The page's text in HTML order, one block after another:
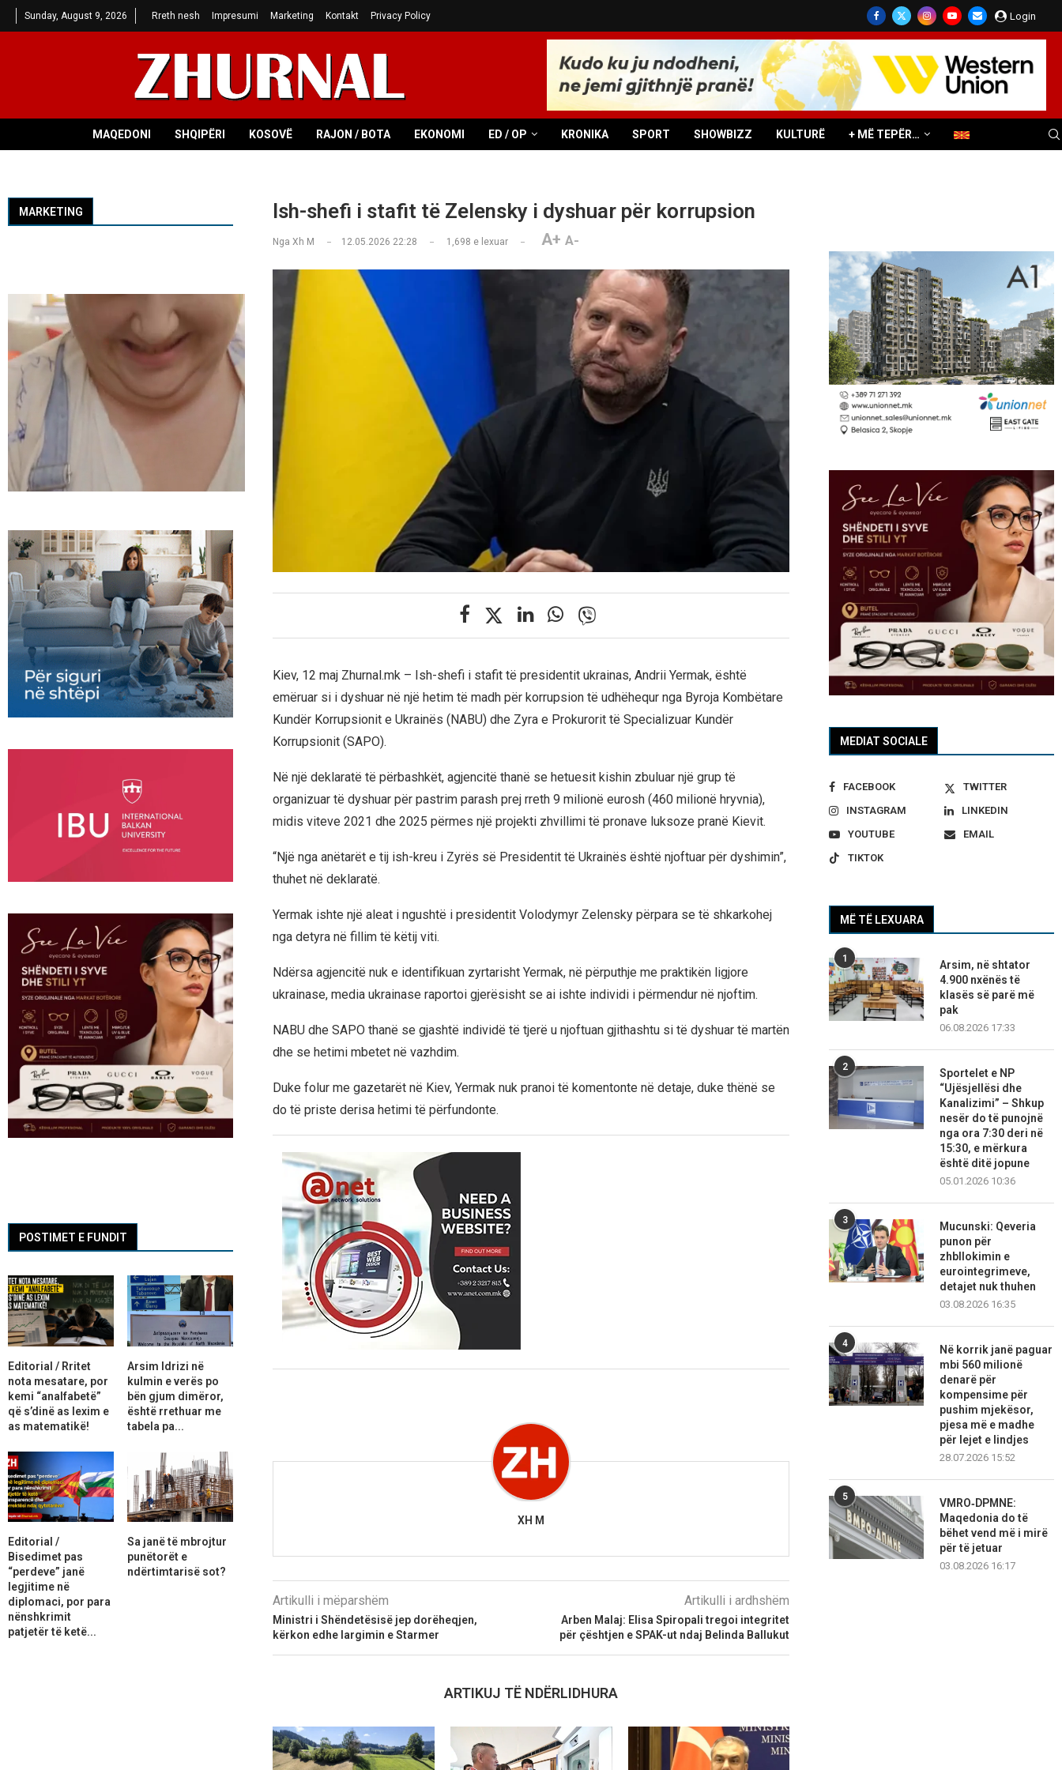
Sunday, August 9, 2026 Rreth nesh Impresumi Marketing Kontakt Privacy Policy Login
MAQEDONI SHQIPËRI KOSOVË RAJON / BOTA EKONOMI ED / OP KRONIKA SPORT SHOWBIZZ KULTURË + MË TEPËR…
Ish-shefi i stafit të Zelensky i dyshuar për korrupsion
Nga Xh M 12.05.2026 22:28 1,698 e lexuar A+ A-
Kiev, 12 maj Zhurnal.mk – Ish-shefi i stafit të presidentit ukrainas, Andrii Yermak, është
emëruar si i dyshuar në një hetim të madh për korrupsion të udhëhequr nga Byroja Kombëtare
Kundër Korrupsionit e Ukrainës (NABU) dhe Zyra e Prokurorit të Specializuar Kundër
Korrupsionit (SAPO).
Në një deklaratë të përbashkët, agjencitë thanë se hetuesit kishin zbuluar një grup të
organizuar të dyshuar për pastrim parash prej rreth 9 milionë eurosh (460 milionë hryvnia),
midis viteve 2021 dhe 2025 përmes një projekti zhvillimi të pronave luksoze pranë Kievit.
“Një nga anëtarët e tij ish-kreu i Zyrës së Presidentit të Ukrainës është njoftuar për dyshimin”,
thuhet në deklaratë.
Yermak ishte një aleat i ngushtë i presidentit Volodymyr Zelensky përpara se të shkarkohej
nga detyra në fillim të këtij viti.
Ndërsa agjencitë nuk e identifikuan zyrtarisht Yermak, në përputhje me praktikën ligjore
ukrainase, media ukrainase raportoi gjerësisht se ai ishte individi i përmendur në njoftim.
NABU dhe SAPO thanë se gjashtë individë të tjerë u njoftuan gjithashtu si të dyshuar të martën
dhe se hetimi mbetet në vazhdim.
Duke folur me gazetarët në Kiev, Yermak nuk pranoi të komentonte në detaje, duke thënë se
do të priste derisa hetimi të përfundonte.
XH M
Artikulli i mëparshëm
Ministri i Shëndetësisë jep dorëheqjen,
kërkon edhe largimin e Starmer
Artikulli i ardhshëm
Arben Malaj: Elisa Spiropali tregoi integritet
për çështjen e SPAK-ut ndaj Belinda Ballukut
ARTIKUJ TË NDËRLIDHURA
MEDIAT SOCIALE
FACEBOOK
TWITTER
INSTAGRAM
LINKEDIN
YOUTUBE
EMAIL
TIKTOK
MË TË LEXUARA
1
Arsim, në shtator
4.900 nxënës të
klasës së parë më
pak
06.08.2026 17:33
2
Sportelet e NP
“Ujësjellësi dhe
Kanalizimi” – Shkup
nesër do të punojnë
nga ora 7:30 deri në
15:30, e mërkura
është ditë jopune
05.01.2026 10:36
3
Mucunski: Qeveria
punon për
zhbllokimin e
eurointegrimeve,
detajet nuk thuhen
03.08.2026 16:35
4
Në korrik janë paguar
mbi 560 milionë
denarë për
kompensime për
pushim mjekësor,
pjesa më e madhe
për lejet e lindjes
28.07.2026 15:52
5
VMRO‑DPMNE:
Maqedonia do të
bëhet vend më i mirë
për të jetuar
03.08.2026 16:17
MARKETING
POSTIMET E FUNDIT
Editorial / Rritet
nota mesatare, por
kemi “analfabetë”
që s’dinë as lexim e
as matematikë!
Arsim Idrizi në
kulmin e verës po
bën gjum dimëror,
është rrethuar me
tabela pa...
Editorial /
Bisedimet pas
“perdeve” janë
legjitime në
diplomaci, por para
nënshkrimit
patjetër të ketë...
Sa janë të mbrojtur
punëtorët e
ndërtimtarisë sot?